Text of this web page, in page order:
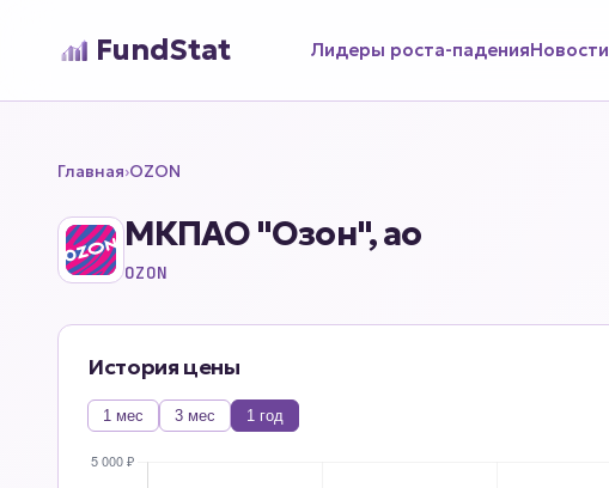
FundStat Лидеры роста-паденияНовости
Главная›OZON
МКПАО "Озон", ао
OZON
История цены
1 мес 3 мес 1 год